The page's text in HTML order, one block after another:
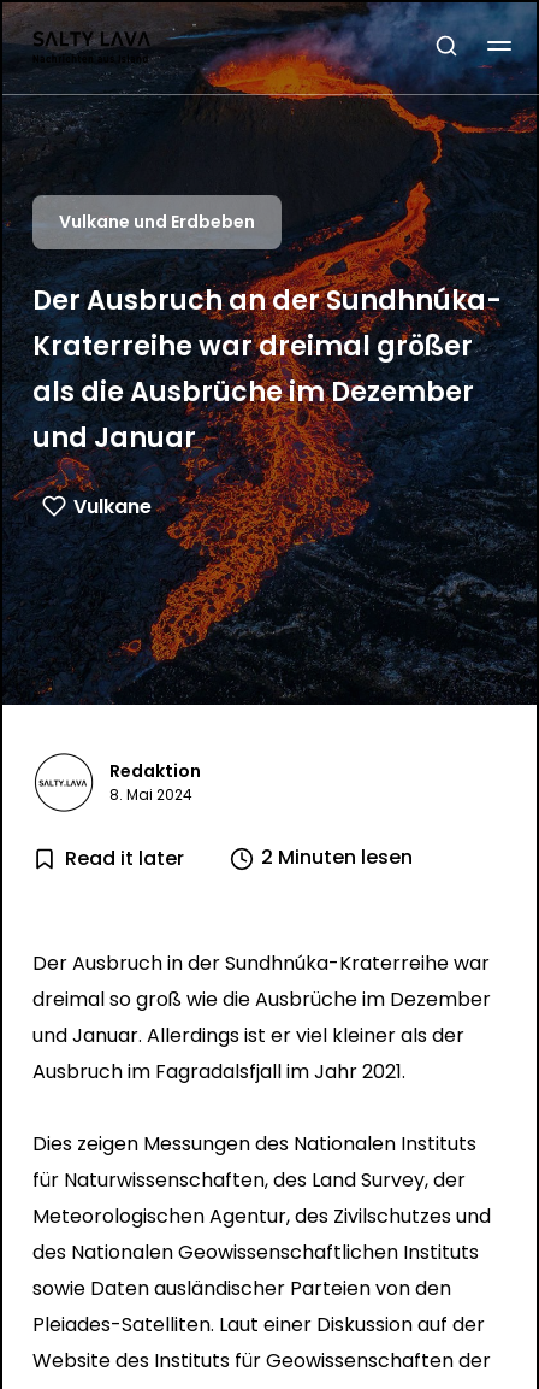
Vulkane und Erdbeben
Der Ausbruch an der Sundhnúka-
Kraterreihe war dreimal größer
als die Ausbrüche im Dezember
und Januar
Vulkane
Redaktion
8. Mai 2024
Read it later 2 Minuten lesen
Der Ausbruch in der Sundhnúka-Kraterreihe war
dreimal so groß wie die Ausbrüche im Dezember
und Januar. Allerdings ist er viel kleiner als der
Ausbruch im Fagradalsfjall im Jahr 2021.
Dies zeigen Messungen des Nationalen Instituts
für Naturwissenschaften, des Land Survey, der
Meteorologischen Agentur, des Zivilschutzes und
des Nationalen Geowissenschaftlichen Instituts
sowie Daten ausländischer Parteien von den
Pleiades-Satelliten. Laut einer Diskussion auf der
Website des Instituts für Geowissenschaften der